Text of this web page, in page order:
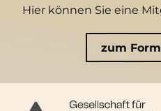
Hier können Sie eine
zum